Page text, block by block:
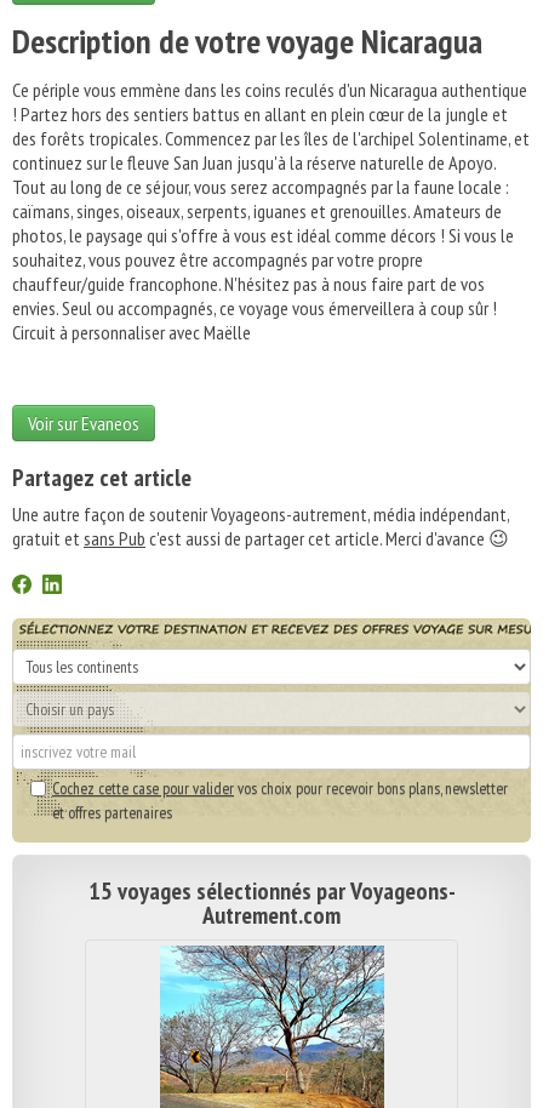
Description de votre voyage Nicaragua
Ce périple vous emmène dans les coins reculés d'un Nicaragua authentique
! Partez hors des sentiers battus en allant en plein cœur de la jungle et
des forêts tropicales. Commencez par les îles de l'archipel Solentiname, et
continuez sur le fleuve San Juan jusqu'à la réserve naturelle de Apoyo.
Tout au long de ce séjour, vous serez accompagnés par la faune locale :
caïmans, singes, oiseaux, serpents, iguanes et grenouilles. Amateurs de
photos, le paysage qui s'offre à vous est idéal comme décors ! Si vous le
souhaitez, vous pouvez être accompagnés par votre propre
chauffeur/guide francophone. N'hésitez pas à nous faire part de vos
envies. Seul ou accompagnés, ce voyage vous émerveillera à coup sûr !
Circuit à personnaliser avec Maëlle
Voir sur Evaneos
Partagez cet article
Une autre façon de soutenir Voyageons-autrement, média indépendant,
gratuit etsans Pub c'est aussi de partager cet article. Merci d'avance 😉
Cochez cette case pour validervos choix pour recevoir bons plans, newsletter
et offres partenaires
15 voyages sélectionnés par Voyageons-
Autrement.com